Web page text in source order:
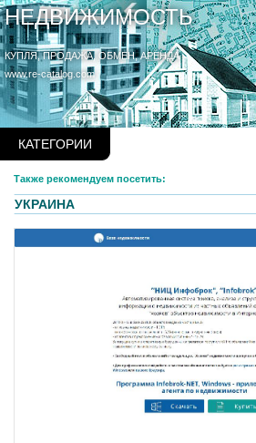
НЕДВИЖИМОСТЬ
КУПЛЯ, ПРОДАЖА, ОБМЕН, АРЕНДА
www.re-catalog.com
КАТЕГОРИИ
Также рекомендуем посетить:
УКРАИНА